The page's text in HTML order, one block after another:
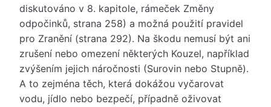
diskutováno v 8. kapitole, rámeček Změny
odpočinků, strana 258) a možná použití pravidel
pro Zranění (strana 292). Na škodu nemusí být ani
zrušení nebo omezení některých Kouzel, například
zvýšením jejich náročnosti (Surovin nebo Stupně).
A to zejména těch, která dokážou vyčarovat
vodu, jídlo nebo bezpečí, případně oživovat